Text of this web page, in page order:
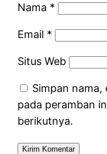
Nama *
Email *
Situs Web
Simpan nama,
pada peramban
berikutnya.